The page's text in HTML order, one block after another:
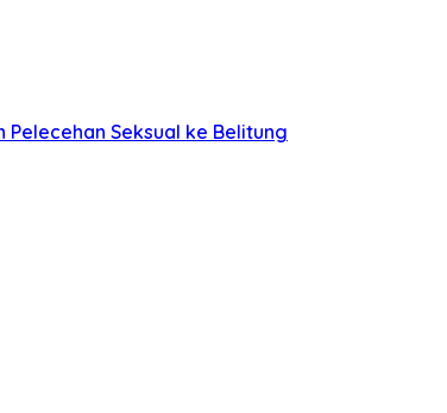
Pelecehan Seksual ke Belitung